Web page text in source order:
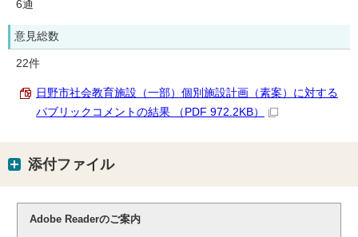
6通
意見総数
22件
日野市社会教育施設（一部）個別施設計画（素案）に対する
パブリックコメントの結果 （PDF 972.2KB）
添付ファイル
Adobe Readerのご案内